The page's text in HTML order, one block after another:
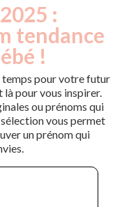
:
tendance
!
temps pour votre futur
pour vous inspirer.
ou prénoms qui
vous permet
un prénom qui